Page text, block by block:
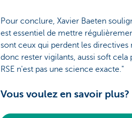
Pour conclure, Xavier Baeten
est essentiel de mettre
sont ceux qui perdent les directives
donc rester vigilants, aussi soft
RSE n'est pas une science exacte."
Vous voulez en savoir plus?